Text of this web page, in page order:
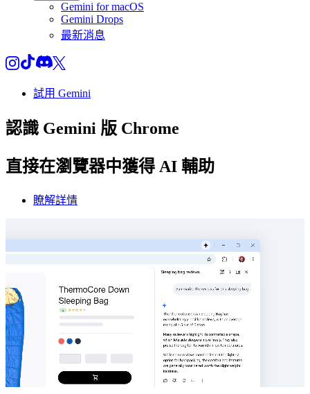
Gemini for macOS
Gemini Drops
最新消息
試用 Gemini
認識 Gemini 版 Chrome
直接在瀏覽器中獲得 AI 輔助
瞭解詳情